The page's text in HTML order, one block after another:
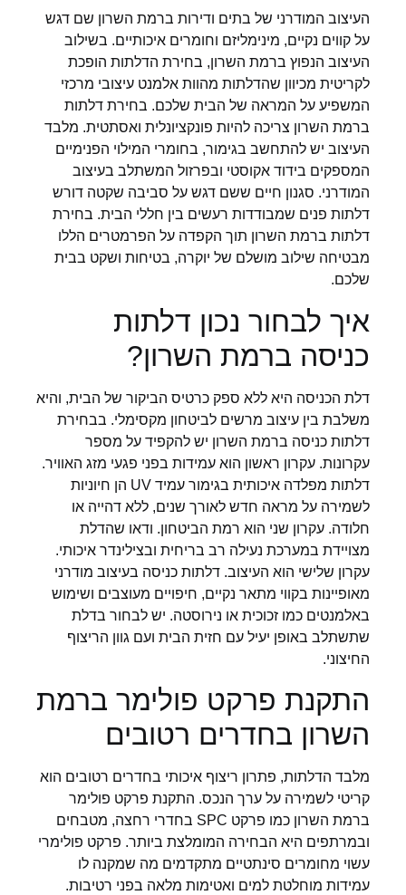
העיצוב המודרני של בתים ודירות ברמת השרון שם דגש
על קווים נקיים, מינימליזם וחומרים איכותיים. בשילוב
העיצוב הנפוץ ברמת השרון, בחירת הדלתות הופכת
לקריטית מכיוון שהדלתות מהוות אלמנט עיצובי מרכזי
המשפיע על המראה של הבית שלכם. בחירת דלתות
ברמת השרון צריכה להיות פונקציונלית ואסתטית. מלבד
העיצוב יש להתחשב בגימור, בחומרי המילוי הפנימיים
המספקים בידוד אקוסטי ובפרזול המשתלב בעיצוב
המודרני. סגנון חיים ששם דגש על סביבה שקטה דורש
דלתות פנים שמבודדות רעשים בין חללי הבית. בחירת
דלתות ברמת השרון תוך הקפדה על הפרמטרים הללו
מבטיחה שילוב מושלם של יוקרה, בטיחות ושקט בבית
שלכם.
איך לבחור נכון דלתות
כניסה ברמת השרון?
דלת הכניסה היא ללא ספק כרטיס הביקור של הבית, והיא
משלבת בין עיצוב מרשים לביטחון מקסימלי. בבחירת
דלתות כניסה ברמת השרון יש להקפיד על מספר
עקרונות. עקרון ראשון הוא עמידות בפני פגעי מזג האוויר.
דלתות מפלדה איכותית בגימור עמיד UV הן חיוניות
לשמירה על מראה חדש לאורך שנים, ללא דהייה או
חלודה. עקרון שני הוא רמת הביטחון. ודאו שהדלת
מצויידת במערכת נעילה רב בריחית ובצילינדר איכותי.
עקרון שלישי הוא העיצוב. דלתות כניסה בעיצוב מודרני
מאופיינות בקווי מתאר נקיים, חיפויים מעוצבים ושימוש
באלמנטים כמו זכוכית או נירוסטה. יש לבחור בדלת
שתשתלב באופן יעיל עם חזית הבית ועם גוון הריצוף
החיצוני.
התקנת פרקט פולימר ברמת
השרון בחדרים רטובים
מלבד הדלתות, פתרון ריצוף איכותי בחדרים רטובים הוא
קריטי לשמירה על ערך הנכס. התקנת פרקט פולימר
ברמת השרון כמו פרקט SPC בחדרי רחצה, מטבחים
ובמרתפים היא הבחירה המומלצת ביותר. פרקט פולימרי
עשוי מחומרים סינתטיים מתקדמים מה שמקנה לו
עמידות מוחלטת למים ואטימות מלאה בפני רטיבות.